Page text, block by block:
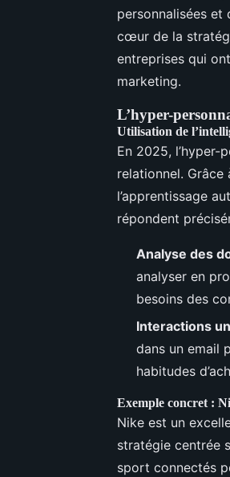
personnalisées et
cœur de la
entreprises qui
marketing.
L’hyper-
Utilisation de
En 2025, l’hyper-
relationnel.
l’apprentissage
répondent
Analyse des
analyser en
besoins des
Interactions
dans un email
habitudes
Exemple concret :
Nike est un
stratégie centrée
sport connectés